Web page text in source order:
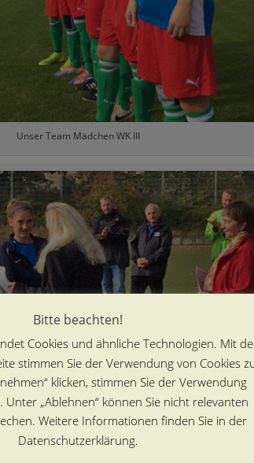
Unser Team Mädchen WK III
Bitte beachten!
Cookies und ähnliche Technologien. Mit
stimmen Sie der Verwendung von Cookies
klicken, stimmen Sie der Verwendung
Unter „Ablehnen“ können Sie nicht relevanten
Weitere Informationen finden Sie in der
Datenschutzerklärung.